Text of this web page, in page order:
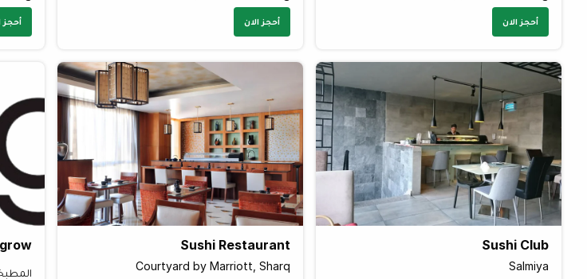
أحجز الان أحجز الان أحجز
Sushi Club
Salmiya
Sushi Restaurant
Courtyard by Marriott, Sharq
المطبخ